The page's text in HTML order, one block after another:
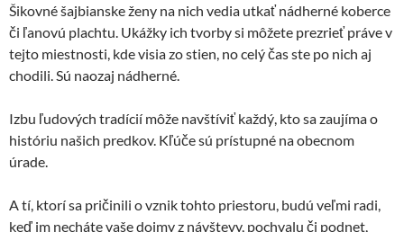
Šikovné šajbianske ženy na nich vedia utkať nádherné koberce
či ľanovú plachtu. Ukážky ich tvorby si môžete prezrieť práve v
tejto miestnosti, kde visia zo stien, no celý čas ste po nich aj
chodili. Sú naozaj nádherné.
Izbu ľudových tradícií môže navštíviť každý, kto sa zaujíma o
históriu našich predkov. Kľúče sú prístupné na obecnom
úrade.
A tí, ktorí sa pričinili o vznik tohto priestoru, budú veľmi radi,
keď im necháte vaše dojmy z návštevy, pochvalu či podnet,